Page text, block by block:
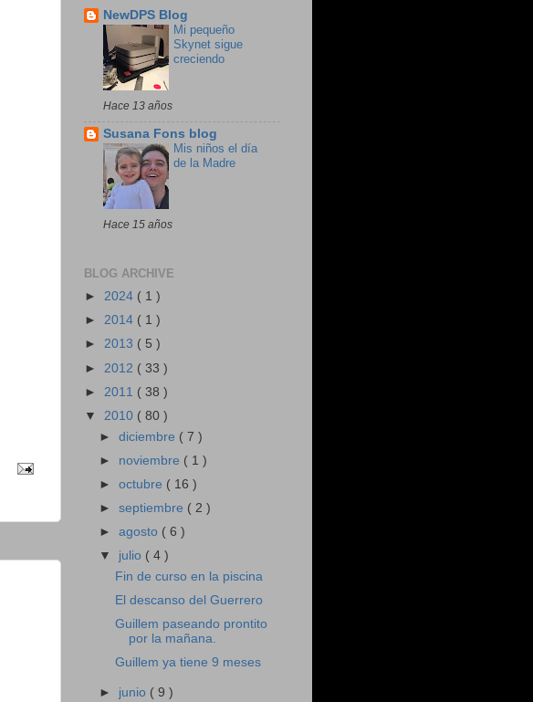
NewDPS Blog
Mi pequeño
Skynet sigue
creciendo
Hace 13 años
Susana Fons blog
Mis niños el día
de la Madre
Hace 15 años
BLOG ARCHIVE
► 2024 ( 1 )
► 2014 ( 1 )
► 2013 ( 5 )
► 2012 ( 33 )
► 2011 ( 38 )
▼ 2010 ( 80 )
►diciembre ( 7 )
► noviembre ( 1 )
►octubre ( 16 )
►septiembre ( 2 )
►agosto ( 6 )
▼ julio ( 4 )
Fin de curso en la piscina
El descanso del Guerrero
Guillem paseando prontito
por la mañana.
Guillem ya tiene 9 meses
► junio ( 9 )